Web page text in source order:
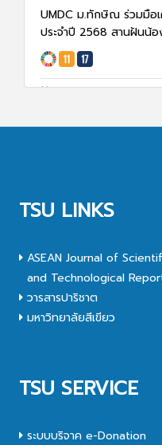
UMDC ม.ทักษิณ ร่วมมือ
ประจำปี 2568 สานฝันน้อ
TSU LINKS
ASEAN Journal of
and Technological
วารสารปาริชาต
มหาวิทยาลัยสีเขียว
TSU SERVICE
ระบบบริจาค e-Donation